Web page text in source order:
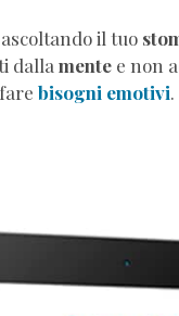
il tuo
dallamente e non
bisogni emotivi